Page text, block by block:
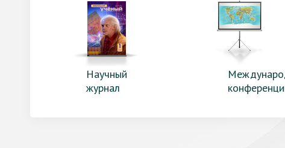
Научный
журнал